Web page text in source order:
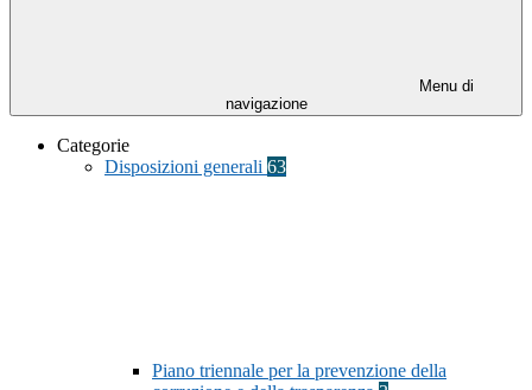
Menu di
navigazione
Categorie
Disposizioni generali 63
Piano triennale per la prevenzione della